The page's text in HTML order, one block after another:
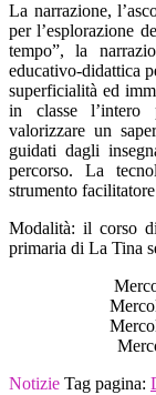
La narrazione,
per l’esplorazione
tempo”, la
educativo-didattica
superficialità ed
in classe l’intero
valorizzare un
guidati dagli
percorso. La
strumento
Modalità: il corso
primaria di La Tina
Notizie Tag pagina: